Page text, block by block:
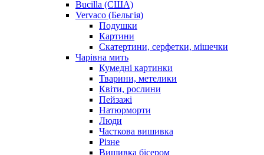
Bucilla (США)
Vervaco (Бельгія)
Подушки
Картини
Скатертини, серфетки, мішечки
Чарiвна мить
Кумедні картинки
Тварини, метелики
Квіти, рослини
Пейзажі
Натюрморти
Люди
Часткова вишивка
Різне
Вишивка бісером